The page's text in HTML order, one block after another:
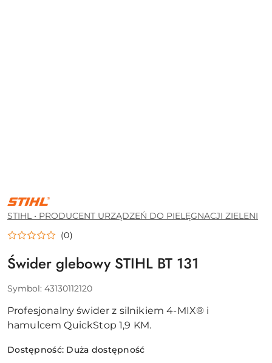
STIHL
•
PRODUCENT
URZĄDZEŃ
DO
PIELĘGNACJI
STIHL • PRODUCENT URZĄDZEŃ DO PIELĘGNACJI ZIELENI
(0)
Świder glebowy STIHL BT 131
Symbol: 43130112120
Profesjonalny świder z silnikiem 4-MIX® i
hamulcem QuickStop 1,9 KM.
Dostępność: Duża dostępność